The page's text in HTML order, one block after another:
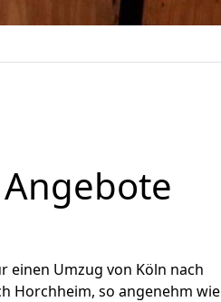
einen Umzug von Köln nach
Horchheim, so angenehm wie